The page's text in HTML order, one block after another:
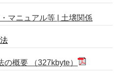
マニュアル等 | 土壌関係
法
概要 （327kbyte）